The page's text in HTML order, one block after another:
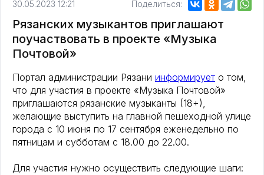
30.05.2023 12:21 Поделиться:
Рязанских музыкантов приглашают
поучаствовать в проекте «Музыка
Почтовой»
Портал администрации Рязани информирует о том,
что для участия в проекте «Музыка Почтовой»
приглашаются рязанские музыканты (18+),
желающие выступить на главной пешеходной улице
города с 10 июня по 17 сентября еженедельно по
пятницам и субботам с 18.00 до 22.00.
Для участия нужно осуществить следующие шаги: